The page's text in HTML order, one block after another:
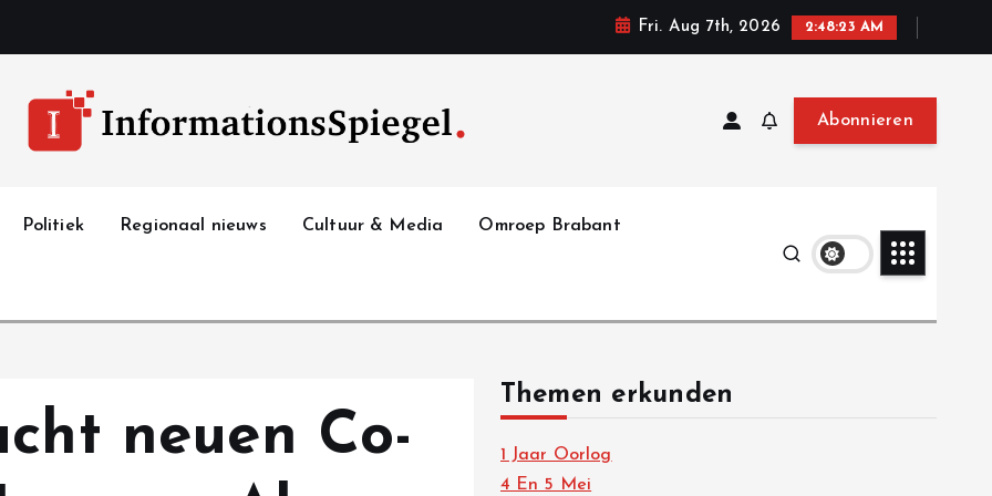
Fri. Aug 7th, 2026 2:48:25 AM
Abonnieren
Politiek Regionaal nieuws Cultuur & Media Omroep Brabant
neuen Co-
Themen erkunden
1 Jaar Oorlog
4 En 5 Mei